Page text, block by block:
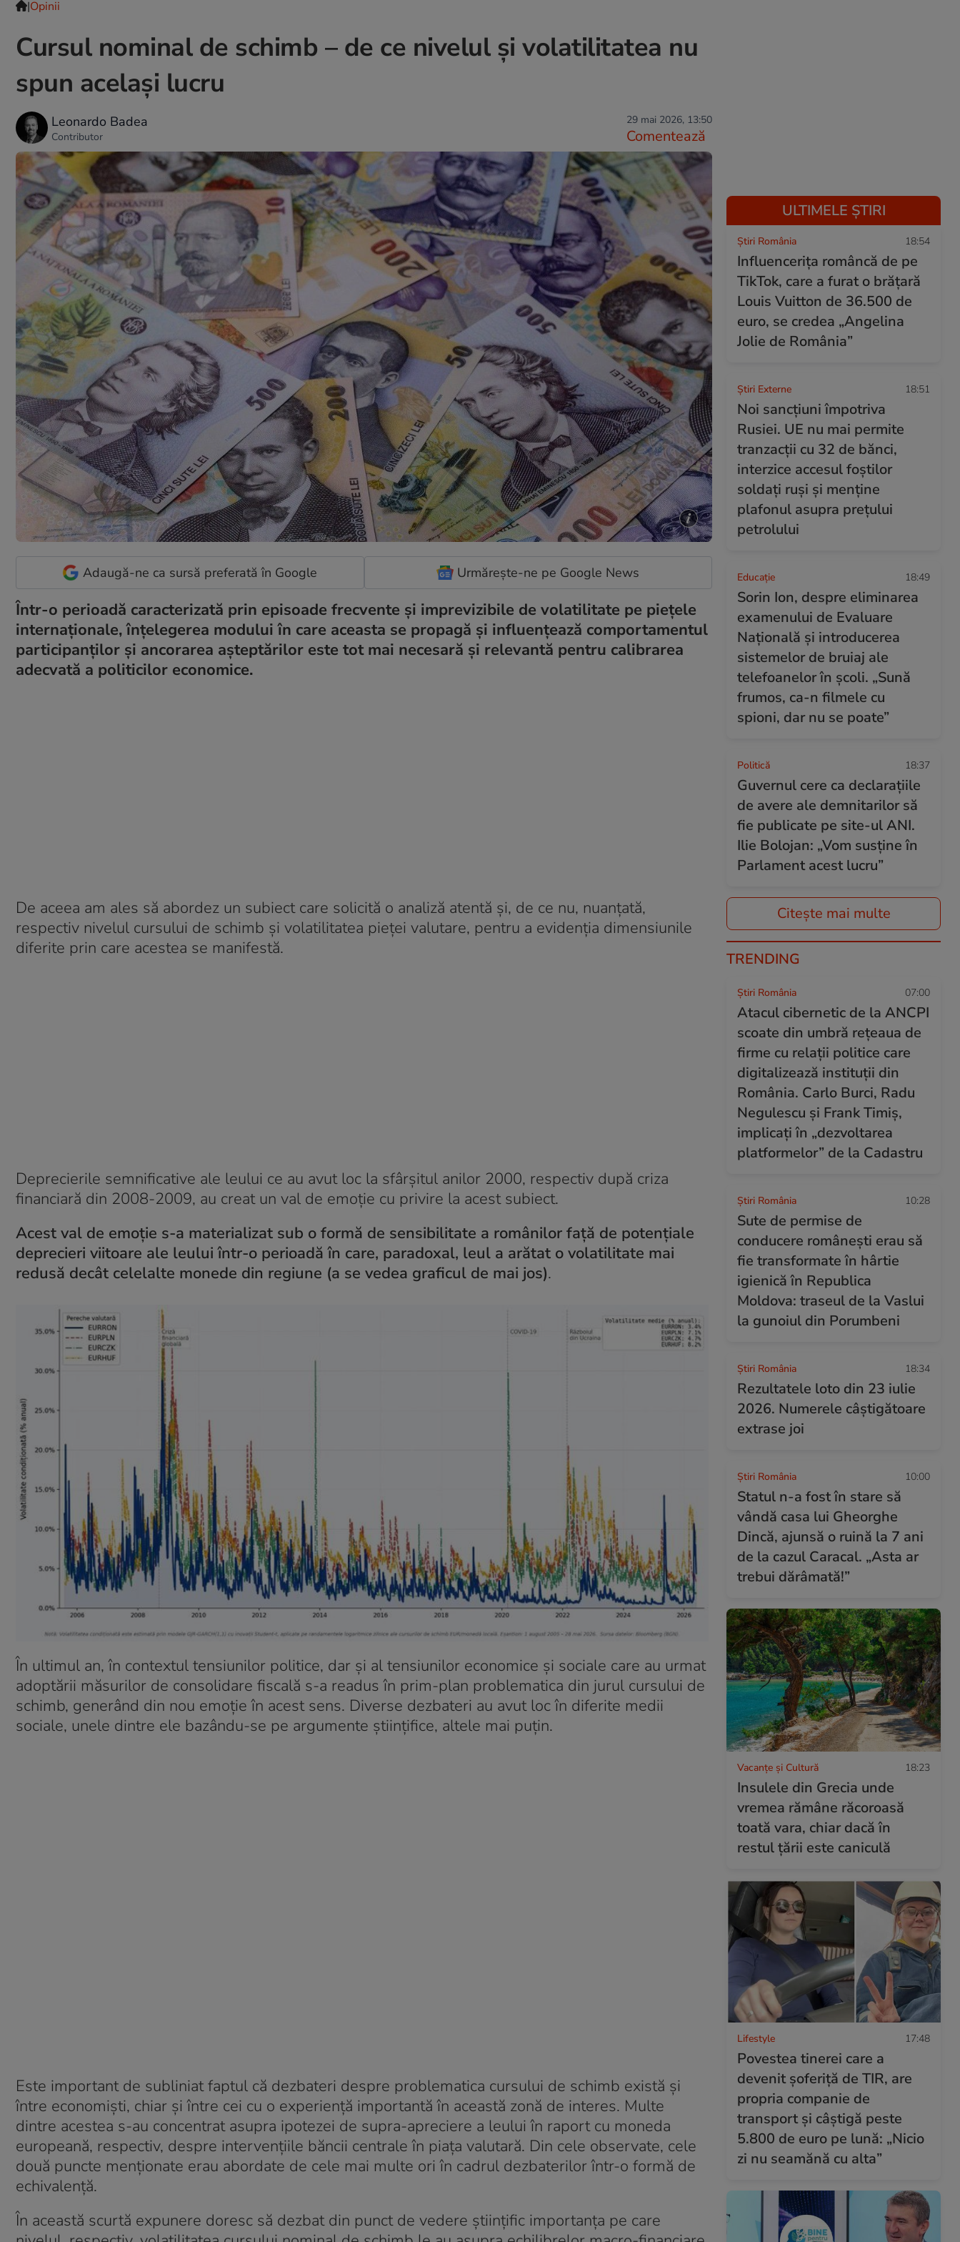
|Opinii
Cursul nominal de schimb – de ce nivelul și volatilitatea nu
spun același lucru
Leonardo Badea
Contributor
29 mai 2026, 13:50
Comentează
Adaugă-ne ca sursă preferată în Google Urmărește-ne pe Google News
Într-o perioadă caracterizată prin episoade frecvente și imprevizibile de volatilitate pe piețele
internaționale, înțelegerea modului în care aceasta se propagă și influențează comportamentul
participanților și ancorarea așteptărilor este tot mai necesară și relevantă pentru calibrarea
adecvată a politicilor economice.
De aceea am ales să abordez un subiect care solicită o analiză atentă și, de ce nu, nuanțată,
respectiv nivelul cursului de schimb și volatilitatea pieței valutare, pentru a evidenția dimensiunile
diferite prin care acestea se manifestă.
Deprecierile semnificative ale leului ce au avut loc la sfârșitul anilor 2000, respectiv după criza
financiară din 2008-2009, au creat un val de emoție cu privire la acest subiect.
Acest val de emoție s-a materializat sub o formă de sensibilitate a românilor față de potențiale
deprecieri viitoare ale leului într-o perioadă în care, paradoxal, leul a arătat o volatilitate mai
redusă decât celelalte monede din regiune (a se vedea graficul de mai jos).
În ultimul an, în contextul tensiunilor politice, dar și al tensiunilor economice și sociale care au urmat
adoptării măsurilor de consolidare fiscală s-a readus în prim-plan problematica din jurul cursului de
schimb, generând din nou emoție în acest sens. Diverse dezbateri au avut loc în diferite medii
sociale, unele dintre ele bazându-se pe argumente științifice, altele mai puțin.
Este important de subliniat faptul că dezbateri despre problematica cursului de schimb există și
între economiști, chiar și între cei cu o experiență importantă în această zonă de interes. Multe
dintre acestea s-au concentrat asupra ipotezei de supra-apreciere a leului în raport cu moneda
europeană, respectiv, despre intervențiile băncii centrale în piața valutară. Din cele observate, cele
două puncte menționate erau abordate de cele mai multe ori în cadrul dezbaterilor într-o formă de
echivalență.
În această scurtă expunere doresc să dezbat din punct de vedere științific importanța pe care
ULTIMELE ȘTIRI
Știri România 18:54
Influencerița româncă de pe
TikTok, care a furat o brățară
Louis Vuitton de 36.500 de
euro, se credea „Angelina
Jolie de România”
Știri Externe 18:51
Noi sancțiuni împotriva
Rusiei. UE nu mai permite
tranzacții cu 32 de bănci,
interzice accesul foștilor
soldați ruși și menține
plafonul asupra prețului
petrolului
Educație 18:49
Sorin Ion, despre eliminarea
examenului de Evaluare
Națională și introducerea
sistemelor de bruiaj ale
telefoanelor în școli. „Sună
frumos, ca-n filmele cu
spioni, dar nu se poate”
Politică 18:37
Guvernul cere ca declarațiile
de avere ale demnitarilor să
fie publicate pe site-ul ANI.
Ilie Bolojan: „Vom susține în
Parlament acest lucru”
Citește mai multe
TRENDING
Știri România 07:00
Atacul cibernetic de la ANCPI
scoate din umbră rețeaua de
firme cu relații politice care
digitalizează instituții din
România. Carlo Burci, Radu
Negulescu și Frank Timiș,
implicați în „dezvoltarea
platformelor” de la Cadastru
Știri România 10:28
Sute de permise de
conducere românești erau să
fie transformate în hârtie
igienică în Republica
Moldova: traseul de la Vaslui
la gunoiul din Porumbeni
Știri România 18:34
Rezultatele loto din 23 iulie
2026. Numerele câștigătoare
extrase joi
Știri România 10:00
Statul n-a fost în stare să
vândă casa lui Gheorghe
Dincă, ajunsă o ruină la 7 ani
de la cazul Caracal. „Asta ar
trebui dărâmată!”
Vacanțe și Cultură 18:23
Insulele din Grecia unde
vremea rămâne răcoroasă
toată vara, chiar dacă în
restul țării este caniculă
Lifestyle 17:48
Povestea tinerei care a
devenit șoferiță de TIR, are
propria companie de
transport și câștigă peste
5.800 de euro pe lună: „Nicio
zi nu seamănă cu alta”